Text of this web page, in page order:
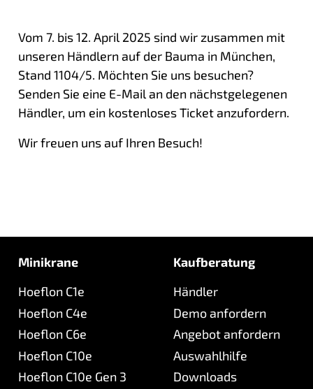
Vom 7. bis 12. April 2025 sind wir zusammen mit
unseren Händlern auf der Bauma in München,
Stand 1104/5. Möchten Sie uns besuchen?
Senden Sie eine E-Mail an den nächstgelegenen
Händler, um ein kostenloses Ticket anzufordern.
Wir freuen uns auf Ihren Besuch!
Minikrane
Hoeflon C1e
Hoeflon C4e
Hoeflon C6e
Hoeflon C10e
Hoeflon C10e Gen 3
Kaufberatung
Händler
Demo anfordern
Angebot anfordern
Auswahlhilfe
Downloads